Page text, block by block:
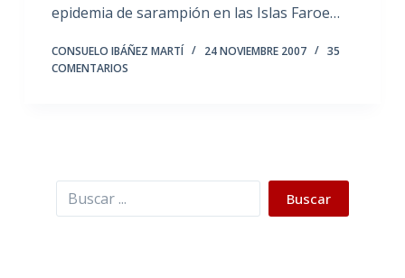
epidemia de sarampión en las Islas Faroe…
CONSUELO IBÁÑEZ MARTÍ 24 NOVIEMBRE 2007
35
COMENTARIOS
Buscar Buscar